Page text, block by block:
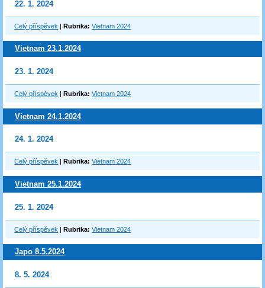
22. 1. 2024
Celý příspěvek |Rubrika: Vietnam 2024
Vietnam 23.1.2024
23. 1. 2024
Celý příspěvek |Rubrika: Vietnam 2024
Vietnam 24.1.2024
24. 1. 2024
Celý příspěvek |Rubrika: Vietnam 2024
Vietnam 25.1.2024
25. 1. 2024
Celý příspěvek |Rubrika: Vietnam 2024
Japo 8.5.2024
8. 5. 2024